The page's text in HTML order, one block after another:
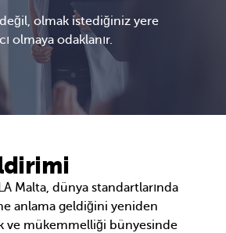
değil, olmak istediğiniz yere
olmaya odaklanır.
Malta, dünya standartlarında
anlama geldiğini yeniden
ve mükemmelliği bünyesinde